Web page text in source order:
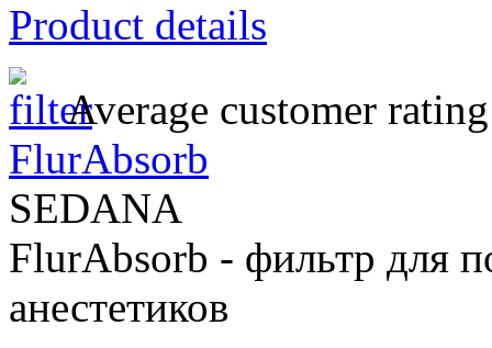
Product details
Average customer
FlurAbsorb
SEDANA
FlurAbsorb - фильтр для
анестетиков